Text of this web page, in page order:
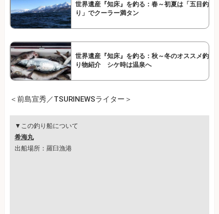
世界遺産『知床』を釣る：春～初夏は「五目釣
り」でクーラー満タン
世界遺産『知床』を釣る：秋～冬のオススメ釣
り物紹介 シケ時は温泉へ
＜前島宣秀／TSURINEWSライター＞
▼この釣り船について
希海丸
出船場所：羅臼漁港